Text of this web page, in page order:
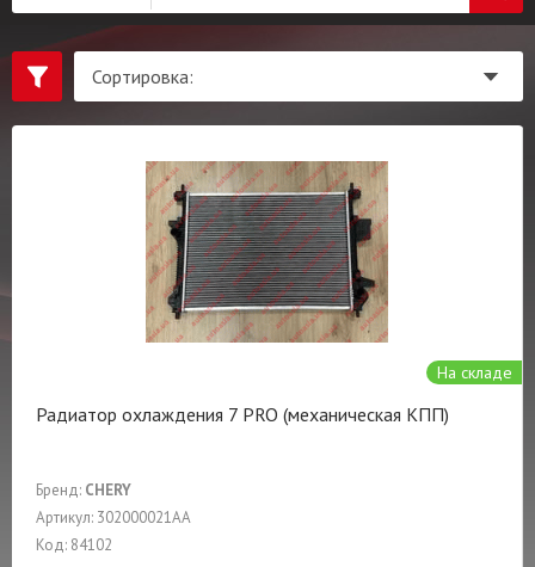
На складе
Радиатор охлаждения 7 PRO (механическая КПП)
Бренд: CHERY
Артикул: 302000021AA
Код: 84102